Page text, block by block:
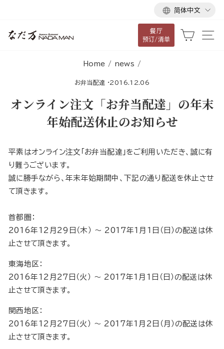
语
言
简体中文
餐厅
预订/清单
大车
Home / news /
お弁当配達 ·2016.12.06
オンライン注文「お弁当配達」の年末
年始配送休止のお知らせ
平素はオンライン注文「お弁当配達」をご利用いただき、誠に有
り難うございます。
誠に勝手ながら、年末年始期間中、下記の通り配送を休止させ
て頂きます。
首都圏：
2016年12月29日（木） 〜 2017年1月1日（日）の配送は休
止させて頂きます。
東海地区：
2016年12月27日（火） 〜 2017年1月1日（日）の配送は休
止させて頂きます。
関西地区：
2016年12月27日（火） 〜 2017年1月2日（月）の配送は休
止させて頂きます。